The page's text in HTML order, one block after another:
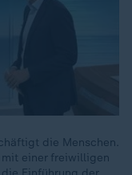
die Menschen.
mit einer freiwilligen